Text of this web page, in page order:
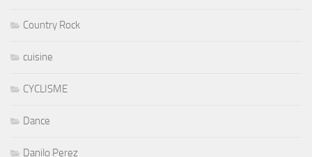
Country Rock
cuisine
CYCLISME
Dance
Danilo Perez